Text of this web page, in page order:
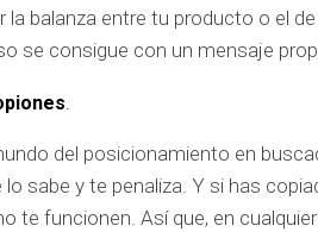
la balanza entre tu producto o el
se consigue con un mensaje
.
del posicionamiento en
sabe y te penaliza. Y si has
te funcionen. Así que, en